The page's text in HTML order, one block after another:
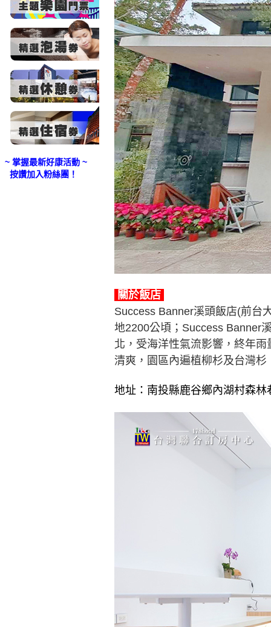
~ 掌握最新好康活動 ~
按讚加入粉絲團！
關於飯店
Success Banner溪頭飯店(前台
地2200公頃；Success Banner
北，受海洋性氣流影響，終年
清爽，園區內遍植柳杉及台灣
地址：南投縣鹿谷鄉內湖村